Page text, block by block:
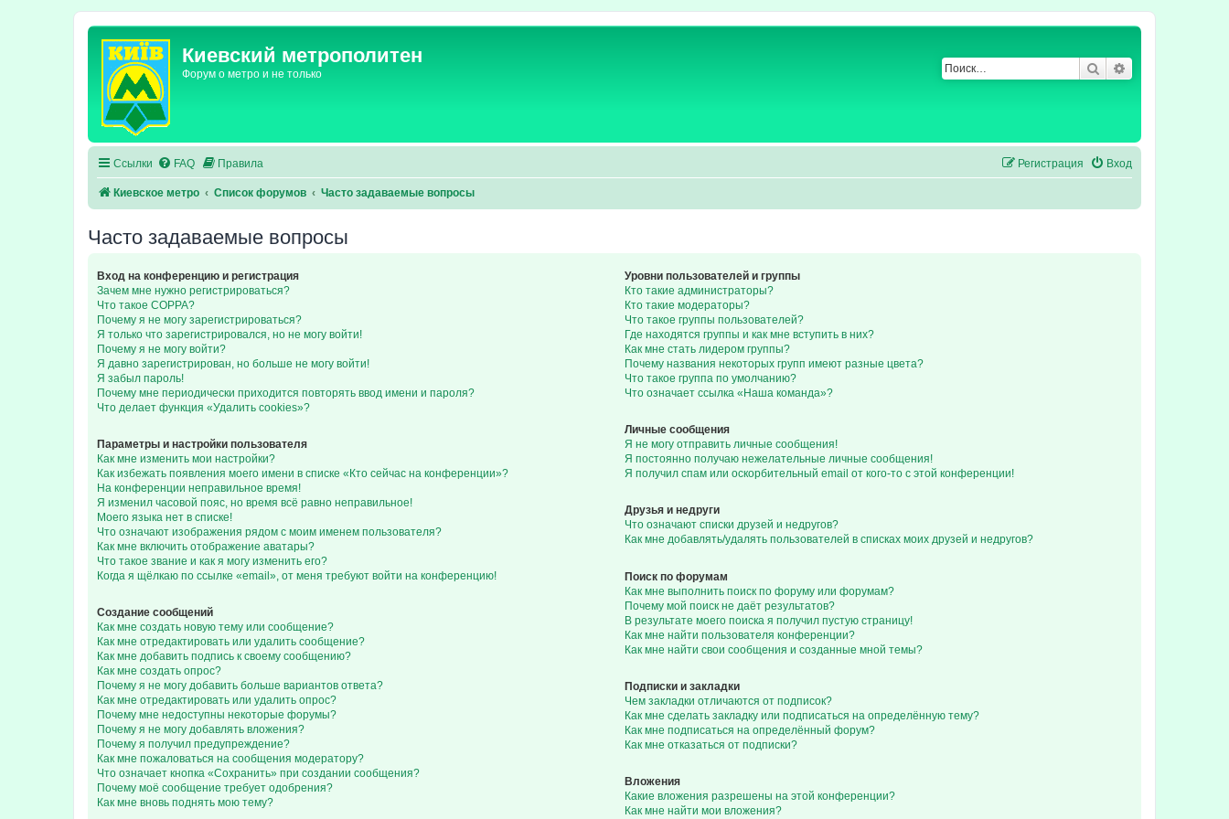
Киевский метрополитен
Форум о метро и не только Поиск
Ссылки FAQ Правила Вход
Регистрация
Киевское метро Список форумов Часто задаваемые вопросы
Часто задаваемые вопросы
Вход на конференцию и регистрация
Зачем мне нужно регистрироваться?
Что такое COPPA?
Почему я не могу зарегистрироваться?
Я только что зарегистрировался, но не могу войти!
Почему я не могу войти?
Я давно зарегистрирован, но больше не могу войти!
Я забыл пароль!
Почему мне периодически приходится повторять ввод имени и пароля?
Что делает функция «Удалить cookies»?
Параметры и настройки пользователя
Как мне изменить мои настройки?
Как избежать появления моего имени в списке «Кто сейчас на конференции»?
На конференции неправильное время!
Я изменил часовой пояс, но время всё равно неправильное!
Моего языка нет в списке!
Что означают изображения рядом с моим именем пользователя?
Как мне включить отображение аватары?
Что такое звание и как я могу изменить его?
Когда я щёлкаю по ссылке «email», от меня требуют войти на конференцию!
Создание сообщений
Как мне создать новую тему или сообщение?
Как мне отредактировать или удалить сообщение?
Как мне добавить подпись к своему сообщению?
Как мне создать опрос?
Почему я не могу добавить больше вариантов ответа?
Как мне отредактировать или удалить опрос?
Почему мне недоступны некоторые форумы?
Почему я не могу добавлять вложения?
Почему я получил предупреждение?
Как мне пожаловаться на сообщения модератору?
Что означает кнопка «Сохранить» при создании сообщения?
Почему моё сообщение требует одобрения?
Как мне вновь поднять мою тему?
Уровни пользователей и группы
Кто такие администраторы?
Кто такие модераторы?
Что такое группы пользователей?
Где находятся группы и как мне вступить в них?
Как мне стать лидером группы?
Почему названия некоторых групп имеют разные цвета?
Что такое группа по умолчанию?
Что означает ссылка «Наша команда»?
Личные сообщения
Я не могу отправить личные сообщения!
Я постоянно получаю нежелательные личные сообщения!
Я получил спам или оскорбительный email от кого-то с этой конференции!
Друзья и недруги
Что означают списки друзей и недругов?
Как мне добавлять/удалять пользователей в списках моих друзей и недругов?
Поиск по форумам
Как мне выполнить поиск по форуму или форумам?
Почему мой поиск не даёт результатов?
В результате моего поиска я получил пустую страницу!
Как мне найти пользователя конференции?
Как мне найти свои сообщения и созданные мной темы?
Подписки и закладки
Чем закладки отличаются от подписок?
Как мне сделать закладку или подписаться на определённую тему?
Как мне подписаться на определённый форум?
Как мне отказаться от подписки?
Вложения
Какие вложения разрешены на этой конференции?
Как мне найти мои вложения?